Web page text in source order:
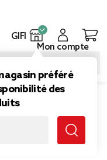
GIFI
préféré
des
Mon compte